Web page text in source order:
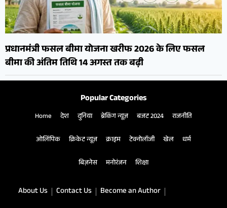
प्रधानमंत्री फसल बीमा योजना खरीफ 2026 के लिए फसल
बीमा की अंतिम तिथि 14 अगस्त तक बढ़ी
Popular Categories
Home देश दुनिया ब्रेकिंग न्यूज़ बजट 2024 राजनीति
ओलिंपिक क्रिकेट न्यूज़ क्राइम टेक्नोलॉजी खेल धर्म
बिज़नेस मनोरंजन शिक्षा
About Us Contact Us
Become an Author